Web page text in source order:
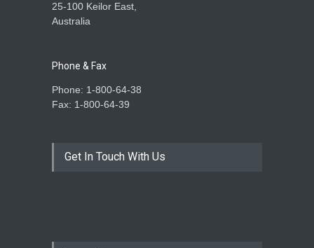
25-100 Keilor East,
Australia
Phone & Fax
Phone: 1-800-64-38
Fax: 1-800-64-39
Get In Touch With Us